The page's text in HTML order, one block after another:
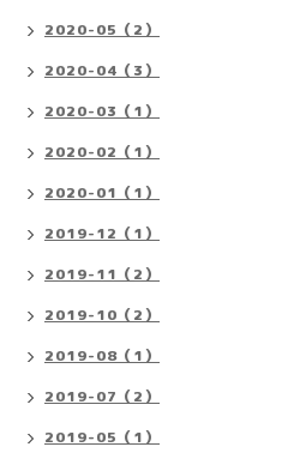
2020-05（2）
2020-04（3）
2020-03（1）
2020-02（1）
2020-01（1）
2019-12（1）
2019-11（2）
2019-10（2）
2019-08（1）
2019-07（2）
2019-05（1）